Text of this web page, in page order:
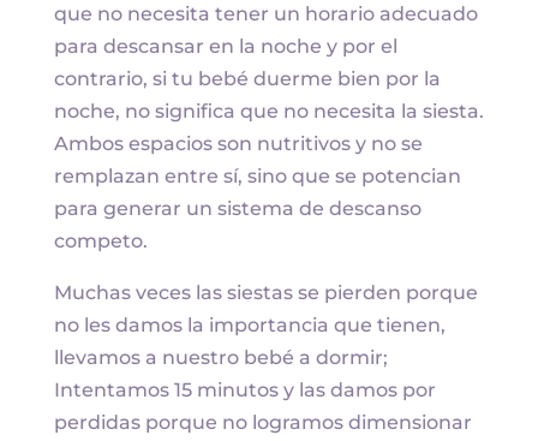
que no necesita tener un horario adecuado
para descansar en la noche y por el
contrario, si tu bebé duerme bien por la
noche, no significa que no necesita la siesta.
Ambos espacios son nutritivos y no se
remplazan entre sí, sino que se potencian
para generar un sistema de descanso
competo.
Muchas veces las siestas se pierden porque
no les damos la importancia que tienen,
llevamos a nuestro bebé a dormir;
Intentamos 15 minutos y las damos por
perdidas porque no logramos dimensionar